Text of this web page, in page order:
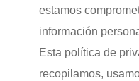
estamos
información
Esta política de
recopilamos,